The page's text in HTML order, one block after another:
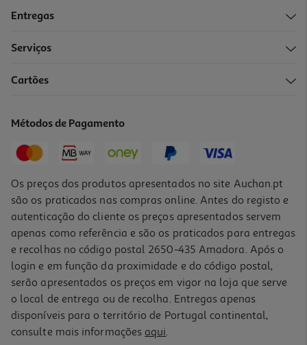
Fita Select K-Tape Profcare Terapeutica Preta 5cmx5m
Entregas
Serviços
Cartões
Métodos de Pagamento
Os preços dos produtos apresentados no site Auchan.pt
são os praticados nas compras online. Antes do registo e
autenticação do cliente os preços apresentados servem
apenas como referência e são os praticados para entregas
e recolhas no código postal 2650-435 Amadora. Após o
login e em função da proximidade e do código postal,
serão apresentados os preços em vigor na loja que serve
o local de entrega ou de recolha. Entregas apenas
disponíveis para o território de Portugal continental,
consulte mais informações aqui.